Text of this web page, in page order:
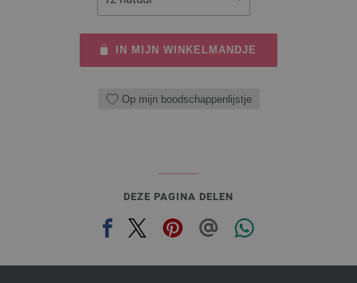
IN MIJN WINKELMANDJE
Op mijn boodschappenlijstje
DEZE PAGINA DELEN